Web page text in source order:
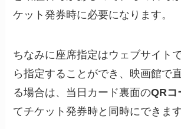
ケット発券時に必要になります。
ちなみに座席指定はウェブサイト
ら指定することができ、映画館で
る場合は、当日カード裏面のQRコ
てチケット発券時と同時にできます